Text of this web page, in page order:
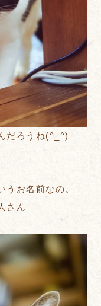
だろうね(^_^)
うお名前なの。
さん